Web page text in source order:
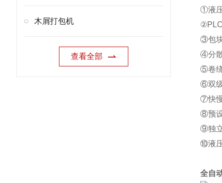
木屑打包机
查看全部
①液
③包
④分
⑤卷
⑥双
⑦快
⑧预
⑨独
⑩液
全自